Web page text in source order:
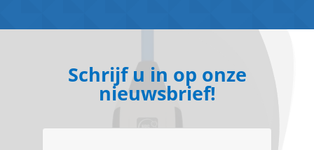
Schrijf u in op onze
nieuwsbrief!